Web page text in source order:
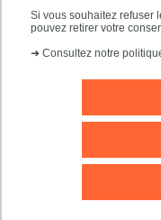
Si vous souhaitez refuser
pouvez retirer votre
➜ Consultez notre
Plans d'accès